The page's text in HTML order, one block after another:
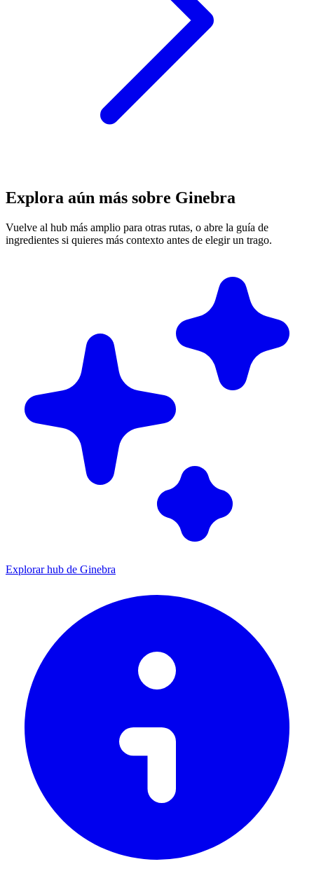
Explora aún más sobre Ginebra
Vuelve al hub más amplio para otras rutas, o abre la guía de
ingredientes si quieres más contexto antes de elegir un trago.
Explorar hub de Ginebra